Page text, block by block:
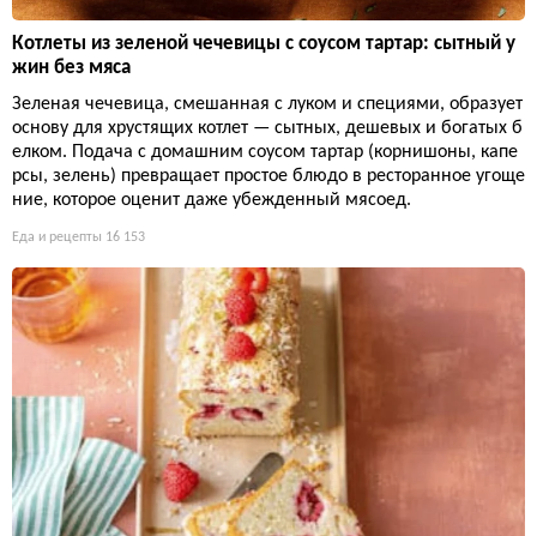
Котлеты из зеленой чечевицы с соусом тартар: сытный у
жин без мяса
Зеленая чечевица, смешанная с луком и специями, образует
основу для хрустящих котлет — сытных, дешевых и богатых б
елком. Подача с домашним соусом тартар (корнишоны, капе
рсы, зелень) превращает простое блюдо в ресторанное угоще
ние, которое оценит даже убежденный мясоед.
Еда и рецепты 16 153